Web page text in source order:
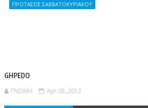
ΠΡΟΤΑΣΕΙΣ ΣΑΒΒΑΤΟΚΥΡΙΑΚΟΥ
GHPEDO
ΓΝΩΜΗ Apr 05, 2012